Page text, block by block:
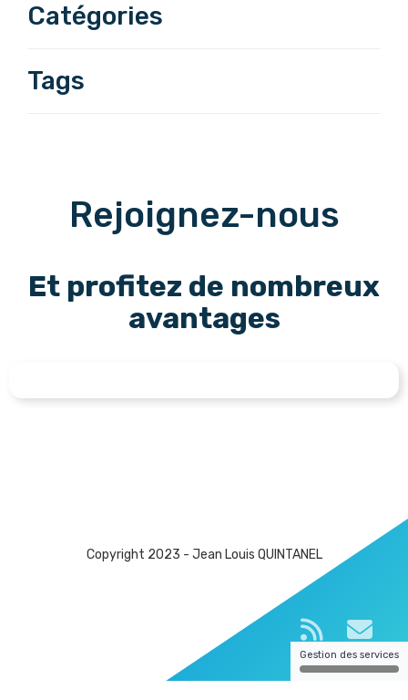
Catégories
Tags
Rejoignez-nous
Et profitez de nombreux
avantages
Copyright 2023 - Jean Louis QUINTANEL
Gestion des services